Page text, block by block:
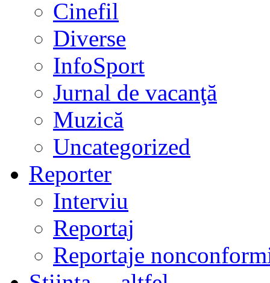
Cinefil
Diverse
InfoSport
Jurnal de vacanţă
Muzică
Uncategorized
Reporter
Interviu
Reportaj
Reportaje